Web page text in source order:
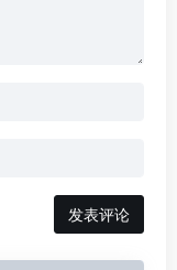
发表评论